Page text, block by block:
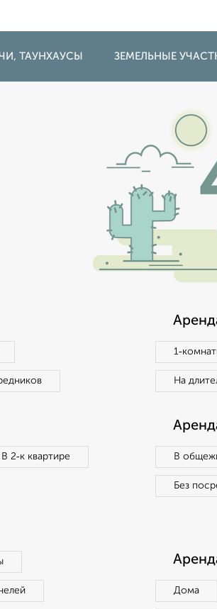
ТАУНХАУСЫ ЗЕМЕЛЬНЫЕ
На
В 2‑к квартире В
Без
Дома